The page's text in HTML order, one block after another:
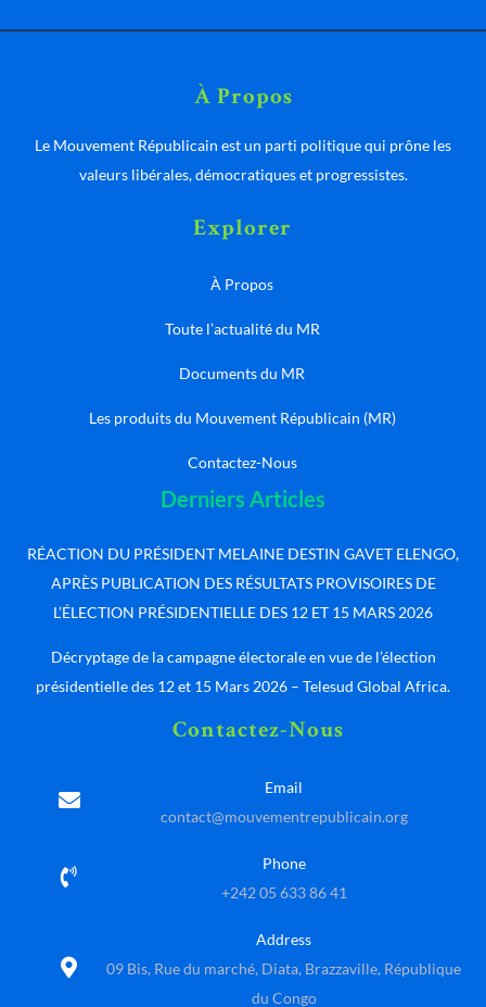
À Propos
Le Mouvement Républicain est un parti politique qui prône les
valeurs libérales, démocratiques et progressistes.
Explorer
À Propos
Toute l’actualité du MR
Documents du MR
Les produits du Mouvement Républicain (MR)
Contactez-Nous
Derniers Articles
RÉACTION DU PRÉSIDENT MELAINE DESTIN GAVET ELENGO,
APRÈS PUBLICATION DES RÉSULTATS PROVISOIRES DE
L’ÉLECTION PRÉSIDENTIELLE DES 12 ET 15 MARS 2026
Décryptage de la campagne électorale en vue de l’élection
présidentielle des 12 et 15 Mars 2026 – Telesud Global Africa.
Contactez-Nous
Email
contact@mouvementrepublicain.org
Phone
+242 05 633 86 41
Address
09 Bis, Rue du marché, Diata, Brazzaville, République
du Congo